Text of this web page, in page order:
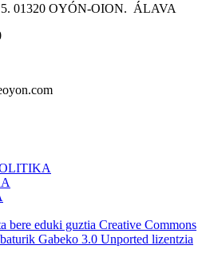
01320 OYÓN-OION. ÁLAVA
bere eduki guztia Creative Commons
Gabeko 3.0 Unported lizentzia